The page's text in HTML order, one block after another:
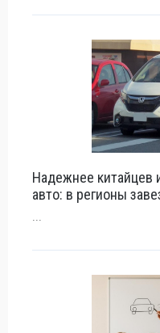
Надежнее китайцев
авто: в регионы
...